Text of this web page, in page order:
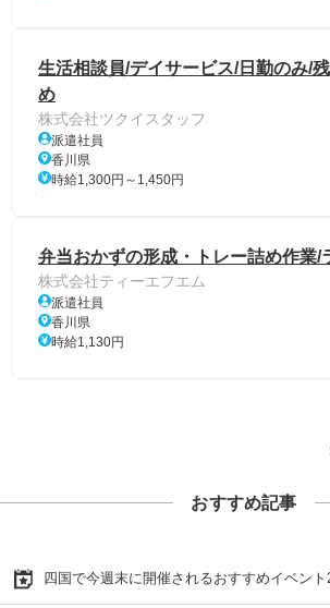
生活相談員/デイサービス/日勤のみ/
め
株式会社ツクイスタッフ
派遣社員
香川県
時給1,300円～1,450円
弁当おかずの形成・トレー詰め作業/
株式会社ティーエフエム
派遣社員
香川県
時給1,130円
おすすめ記事
四国で今週末に開催されるおすすめイベント